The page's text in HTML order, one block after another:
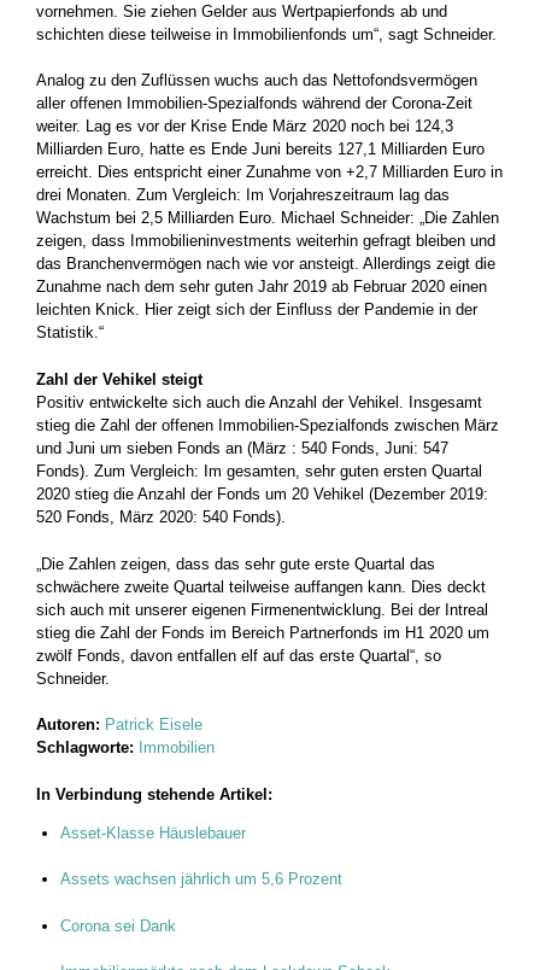
vornehmen. Sie ziehen Gelder aus Wertpapierfonds ab und
schichten diese teilweise in Immobilienfonds um“, sagt Schneider.
Analog zu den Zuflüssen wuchs auch das Nettofondsvermögen
aller offenen Immobilien-Spezialfonds während der Corona-Zeit
weiter. Lag es vor der Krise Ende März 2020 noch bei 124,3
Milliarden Euro, hatte es Ende Juni bereits 127,1 Milliarden Euro
erreicht. Dies entspricht einer Zunahme von +2,7 Milliarden Euro in
drei Monaten. Zum Vergleich: Im Vorjahreszeitraum lag das
Wachstum bei 2,5 Milliarden Euro. Michael Schneider: „Die Zahlen
zeigen, dass Immobilieninvestments weiterhin gefragt bleiben und
das Branchenvermögen nach wie vor ansteigt. Allerdings zeigt die
Zunahme nach dem sehr guten Jahr 2019 ab Februar 2020 einen
leichten Knick. Hier zeigt sich der Einfluss der Pandemie in der
Statistik.“
Zahl der Vehikel steigt
Positiv entwickelte sich auch die Anzahl der Vehikel. Insgesamt
stieg die Zahl der offenen Immobilien-Spezialfonds zwischen März
und Juni um sieben Fonds an (März : 540 Fonds, Juni: 547
Fonds). Zum Vergleich: Im gesamten, sehr guten ersten Quartal
2020 stieg die Anzahl der Fonds um 20 Vehikel (Dezember 2019:
520 Fonds, März 2020: 540 Fonds).
„Die Zahlen zeigen, dass das sehr gute erste Quartal das
schwächere zweite Quartal teilweise auffangen kann. Dies deckt
sich auch mit unserer eigenen Firmenentwicklung. Bei der Intreal
stieg die Zahl der Fonds im Bereich Partnerfonds im H1 2020 um
zwölf Fonds, davon entfallen elf auf das erste Quartal“, so
Schneider.
Autoren: Patrick Eisele
Schlagworte:
Immobilien
In Verbindung stehende Artikel:
Asset-Klasse Häuslebauer
Assets wachsen jährlich um 5,6 Prozent
Corona sei Dank